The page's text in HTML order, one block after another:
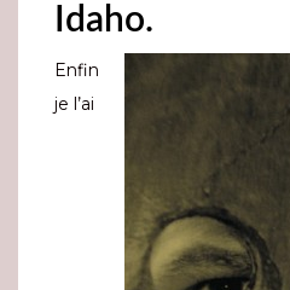
Idaho.
Enfin
je l’ai